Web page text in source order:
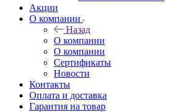
Акции
О компании
Назад
О компании
О компании
Сертификаты
Новости
Контакты
Оплата и доставка
Гарантия на товар